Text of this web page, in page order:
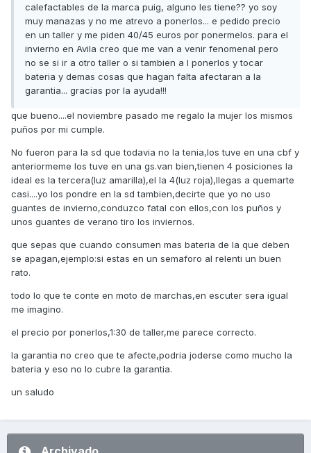
calefactables de la marca puig, alguno les tiene?? yo soy
muy manazas y no me atrevo a ponerlos... e pedido precio
en un taller y me piden 40/45 euros por ponermelos. para el
invierno en Avila creo que me van a venir fenomenal pero
no se si ir a otro taller o si tambien a l ponerlos y tocar
bateria y demas cosas que hagan falta afectaran a la
garantia... gracias por la ayuda!!!
que bueno....el noviembre pasado me regalo la mujer los mismos
puños por mi cumple.
No fueron para la sd que todavia no la tenia,los tuve en una cbf y
anteriormeme los tuve en una gs.van bien,tienen 4 posiciones la
ideal es la tercera(luz amarilla),el la 4(luz roja),llegas a quemarte
casi....yo los pondre en la sd tambien,decirte que yo no uso
guantes de invierno,conduzco fatal con ellos,con los puños y
unos guantes de verano tiro los inviernos.
que sepas que cuando consumen mas bateria de la que deben
se apagan,ejemplo:si estas en un semaforo al relenti un buen
rato.
todo lo que te conte en moto de marchas,en escuter sera igual
me imagino.
el precio por ponerlos,1:30 de taller,me parece correcto.
la garantia no creo que te afecte,podria joderse como mucho la
bateria y eso no lo cubre la garantia.
un saludo